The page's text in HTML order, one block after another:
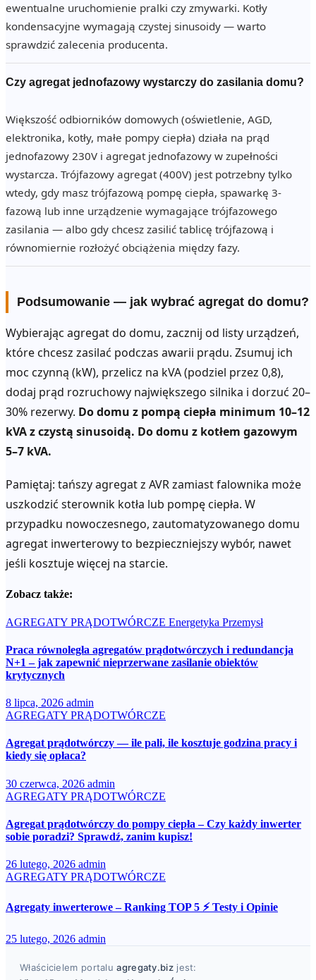
ewentualne uruchomienie pralki czy zmywarki. Kotły
kondensacyjne wymagają czystej sinusoidy — warto
sprawdzić zalecenia producenta.
Czy agregat jednofazowy wystarczy do zasilania domu?
Większość odbiorników domowych (oświetlenie, AGD,
elektronika, kotły, małe pompy ciepła) działa na prąd
jednofazowy 230V i agregat jednofazowy w zupełności
wystarcza. Trójfazowy agregat (400V) jest potrzebny tylko
wtedy, gdy masz trójfazową pompę ciepła, spawarkę 3-
fazową lub inne urządzenie wymagające trójfazowego
zasilania — albo gdy chcesz zasilić tablicę trójfazową i
równomiernie rozłożyć obciążenia między fazy.
Podsumowanie — jak wybrać agregat do domu?
Wybierając agregat do domu, zacznij od listy urządzeń,
które chcesz zasilać podczas awarii prądu. Zsumuj ich
moc czynną (kW), przelicz na kVA (podziel przez 0,8),
dodaj prąd rozruchowy największego silnika i dorzuć 20–
30% rezerwy. Do domu z pompą ciepła minimum 10–12
kVA z czystą sinusoidą. Do domu z kotłem gazowym
5–7 kVA.
Pamiętaj: tańszy agregat z AVR zamiast falownika może
uszkodzić sterownik kotła lub pompę ciepła. W
przypadku nowoczesnego, zautomatyzowanego domu
agregat inwerterowy to bezpieczniejszy wybór, nawet
jeśli kosztuje więcej na starcie.
Zobacz także:
AGREGATY PRĄDOTWÓRCZE Energetyka Przemysł
Praca równoległa agregatów prądotwórczych i redundancja
N+1 – jak zapewnić nieprzerwane zasilanie obiektów
krytycznych
8 lipca, 2026 admin
AGREGATY PRĄDOTWÓRCZE
Agregat prądotwórczy — ile pali, ile kosztuje godzina pracy i
kiedy się opłaca?
30 czerwca, 2026 admin
AGREGATY PRĄDOTWÓRCZE
Agregat prądotwórczy do pompy ciepła – Czy każdy inwerter
sobie poradzi? Sprawdź, zanim kupisz!
26 lutego, 2026 admin
AGREGATY PRĄDOTWÓRCZE
Agregaty inwerterowe – Ranking TOP 5 ⚡ Testy i Opinie
25 lutego, 2026 admin
Właścicielem portaluagregaty.bizjest: